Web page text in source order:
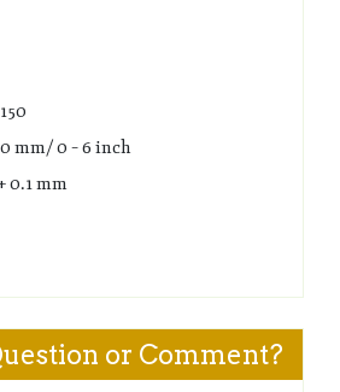
mm/ 0 – 6 inch
0.1 mm
or Comment?